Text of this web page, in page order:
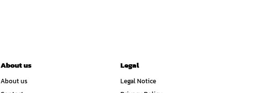
About us
About us
Legal
Legal Notice